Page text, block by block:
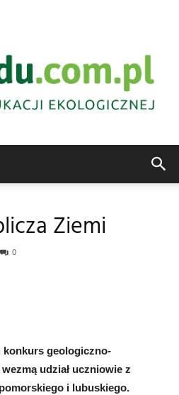
Ziemi
0
konkurs geologiczno-
udział uczniowie z
i lubuskiego.